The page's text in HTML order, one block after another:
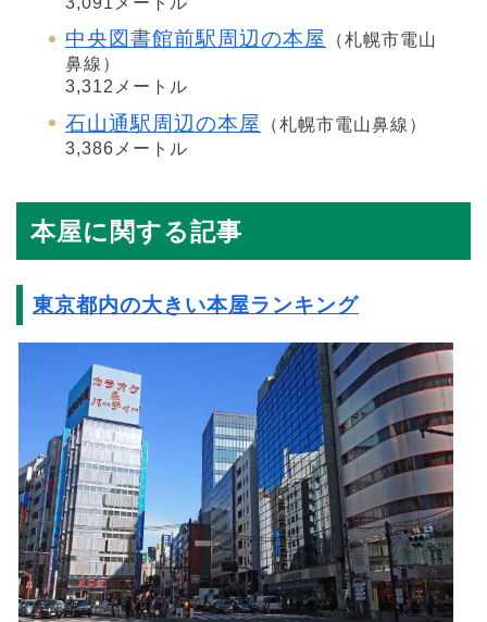
中央図書館前駅周辺の本屋
（札幌市電山
鼻線）
3,312メートル
石山通駅周辺の本屋
（札幌市電山鼻線）
3,386メートル
本屋に関する記事
東京都内の大きい本屋ランキング